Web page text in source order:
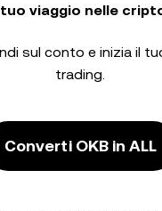
tuo viaggio nelle
sul conto e inizia il
trading.
Converti OKB in ALL